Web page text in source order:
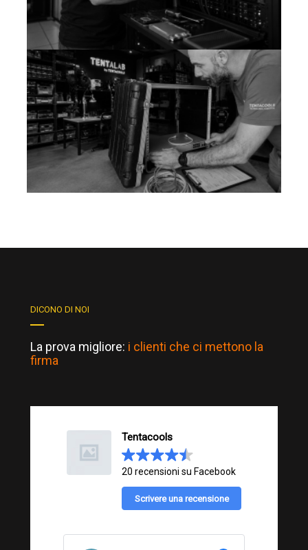
DICONO DI NOI
La prova migliore: i clienti che ci mettono la
firma
Tentacools
20 recensioni su Facebook
Scrivere una recensione